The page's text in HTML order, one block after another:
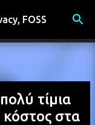
FOSS
τίμια
κόστος στα